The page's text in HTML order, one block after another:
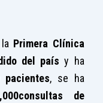
Primera Clínica
del país y ha
pacientes, se ha
de